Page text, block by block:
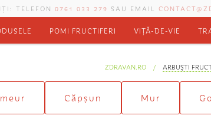
TELEFON 0761 033 279 SAU EMAIL
POMI FRUCTIFERI VIȚĂ-DE-VIE
ZDRAVAN.RO ARBUŞTI
Căpșun Mur